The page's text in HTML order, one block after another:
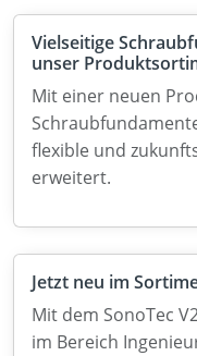
Vielseitige
unser
Mit einer neuen
flexible und
erweitert.
Jetzt neu im
Mit dem SonoTec
im Bereich